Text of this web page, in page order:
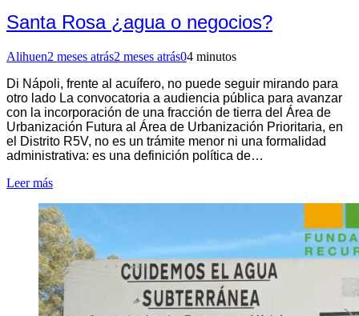
Santa Rosa ¿agua o negocios?
Alihuen2 meses atrás2 meses atrás04 minutos
Di Nápoli, frente al acuífero, no puede seguir mirando para
otro lado La convocatoria a audiencia pública para avanzar
con la incorporación de una fracción de tierra del Área de
Urbanización Futura al Área de Urbanización Prioritaria, en
el Distrito R5V, no es un trámite menor ni una formalidad
administrativa: es una definición política de…
Leer más